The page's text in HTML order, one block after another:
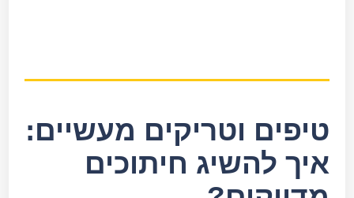
טיפים וטריקים מעשיים:
איך להשיג חיתוכים